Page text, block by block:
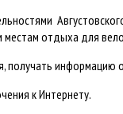
местам отдыха для
к Интернету.